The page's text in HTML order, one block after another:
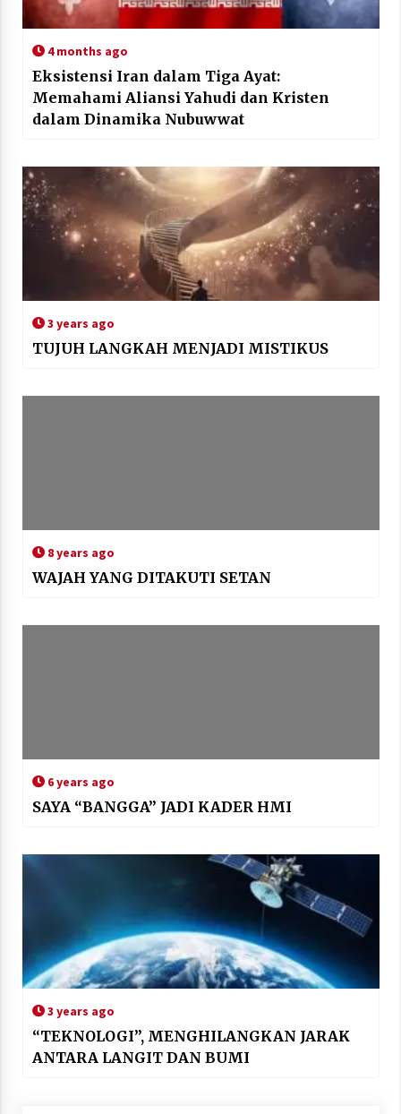
4 months ago
Eksistensi Iran dalam Tiga Ayat:
Memahami Aliansi Yahudi dan Kristen
dalam Dinamika Nubuwwat
3 years ago
TUJUH LANGKAH MENJADI MISTIKUS
8 years ago
WAJAH YANG DITAKUTI SETAN
6 years ago
SAYA “BANGGA” JADI KADER HMI
3 years ago
“TEKNOLOGI”, MENGHILANGKAN JARAK
ANTARA LANGIT DAN BUMI